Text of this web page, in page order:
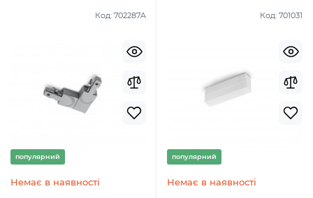
Код: 702287A
популярний
Немає в наявності
Код: 701031
популярний
Немає в наявності